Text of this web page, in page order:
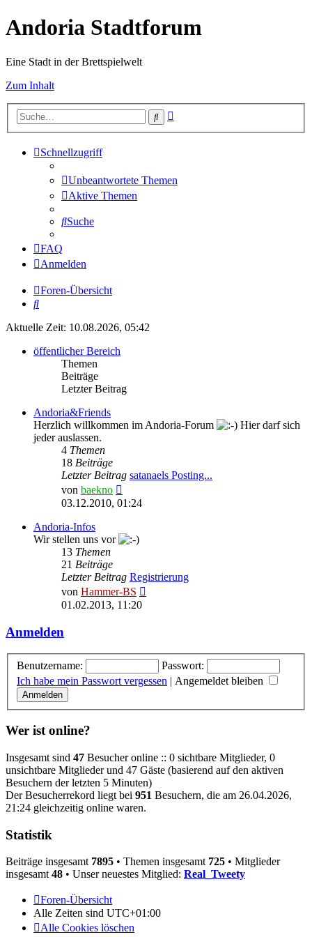
Andoria Stadtforum
Eine Stadt in der Brettspielwelt
Zum Inhalt
Suche
Schnellzugriff
Unbeantwortete Themen
Aktive Themen
Suche
FAQ
Anmelden
Foren-Übersicht
Suche
Aktuelle Zeit: 10.08.2026, 05:42
öffentlicher Bereich
Themen
Beiträge
Letzter Beitrag
Andoria&Friends
Herzlich willkommen im Andoria-Forum
Hier darf sich
jeder auslassen.
4 Themen
18 Beiträge
Letzter Beitrag satanaels Posting...
von baekno
Beitrag
03.12.2010, 01:24
Andoria-Infos
Wir stellen uns vor
13 Themen
21 Beiträge
Letzter Beitrag Registrierung
von Hammer-BS
01.02.2013, 11:20
Anmelden
Benutzername:
Passwort:
Ich habe mein Passwort vergessen | Angemeldet bleiben
Wer ist online?
Insgesamt sind 47 Besucher online :: 0 sichtbare Mitglieder, 0
unsichtbare Mitglieder und 47 Gäste (basierend auf den aktiven
Besuchern der letzten 5 Minuten)
Der Besucherrekord liegt bei 951 Besuchern, die am 26.04.2026,
21:24 gleichzeitig online waren.
Statistik
Beiträge insgesamt 7895 • Themen insgesamt 725 • Mitglieder
insgesamt 48 • Unser neuestes Mitglied: Real_Tweety
Foren-Übersicht
Alle Zeiten sind UTC+01:00
Alle Cookies löschen